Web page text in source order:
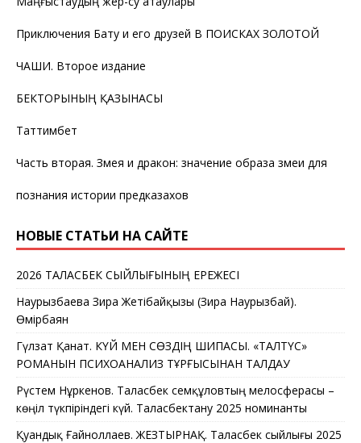
Приключения Бату и его друзей В ПОИСКАХ ЗОЛОТОЙ
ЧАШИ. Второе издание
БЕКТОРЫНЫҢ ҚАЗЫНАСЫ
Таттимбет
Часть вторая. Змея и дракон: значение образа змеи для
познания истории предказахов
НОВЫЕ СТАТЬИ НА САЙТЕ
2026 ТАЛАСБЕК СЫЙЛЫҒЫНЫҢ ЕРЕЖЕСІ
Наурызбаева Зира Жетібайқызы (Зира Наурызбай).
Өмірбаян
Гүлзат Қанат. КҮЙ МЕН СӨЗДІҢ ШИПАСЫ. «ТАЛТҮС»
РОМАНЫН ПСИХОАНАЛИЗ ТҰРҒЫСЫНАН ТАЛДАУ
Рүстем Нұркенов. Таласбек Әсемқұловтың мелосферасы –
көңіл түкпіріндегі күй. Таласбектану 2025 номинанты
Қуандық Ғайноллаев. ЖЕЗТЫРНАҚ. Таласбек сыйлығы 2025